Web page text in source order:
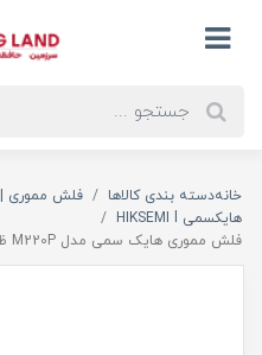
خانهدسته بندی کالاها
فلش مموری | Flash Memory
هایکسمی HIKSEMI l
فلش مموری هایک سمی مدل M220P ظرفیت 64 گیگابایت